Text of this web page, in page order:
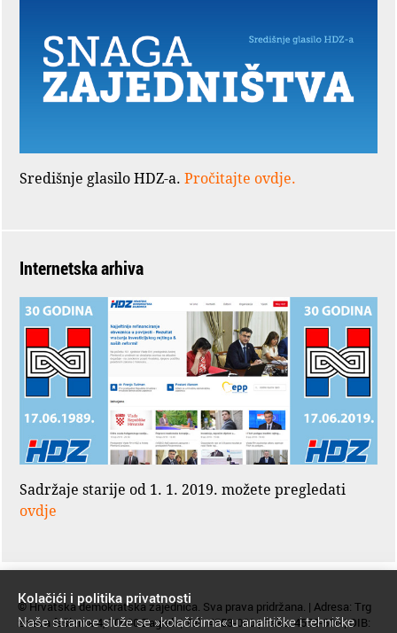
Središnje glasilo HDZ-a. Pročitajte ovdje.
Internetska arhiva
Sadržaje starije od 1. 1. 2019. možete pregledati
ovdje
© Hrvatska demokratska zajednica. Sva prava pridržana. | Adresa: Trg
žrtava fašizma 4, 10000 Zagreb | Tel.: 4553-000 | Faks: 4552-600 | OIB:
Kolačići i politika privatnosti
Naše stranice služe se »kolačićima« u analitičke i tehničke